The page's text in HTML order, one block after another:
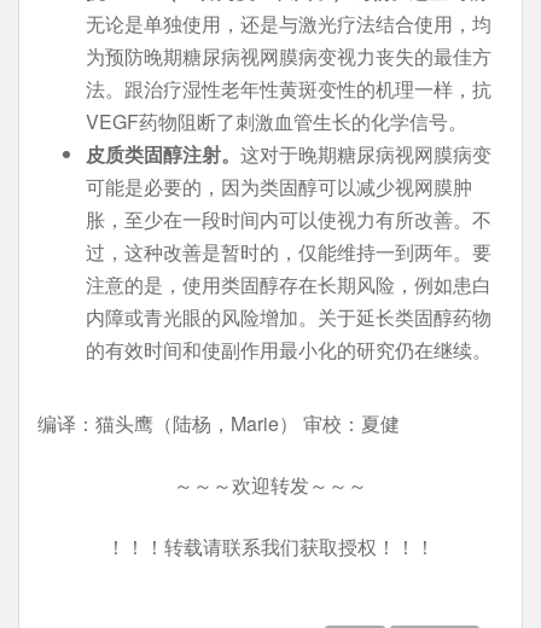
无论是单独使用，还是与激光疗法结合使用，均
为预防晚期糖尿病视网膜病变视力丧失的最佳方
法。跟治疗湿性老年性黄斑变性的机理一样，抗
VEGF药物阻断了刺激血管生长的化学信号。
皮质类固醇注射。 这对于晚期糖尿病视网膜病变
可能是必要的，因为类固醇可以减少视网膜肿
胀，至少在一段时间内可以使视力有所改善。不
过，这种改善是暂时的，仅能维持一到两年。要
注意的是，使用类固醇存在长期风险，例如患白
内障或青光眼的风险增加。关于延长类固醇药物
的有效时间和使副作用最小化的研究仍在继续。
编译：猫头鹰（陆杨，Marie） 审校：夏健
～～～欢迎转发～～～
！！！转载请联系我们获取授权！！！